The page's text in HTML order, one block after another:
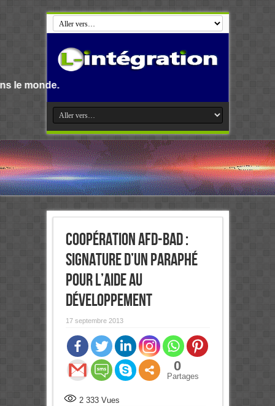
Coopération AFD-BAD :
Signature d’un paraphé
pour l’Aide au
développement
17 septembre 2013
0
Partages
2 333Vues